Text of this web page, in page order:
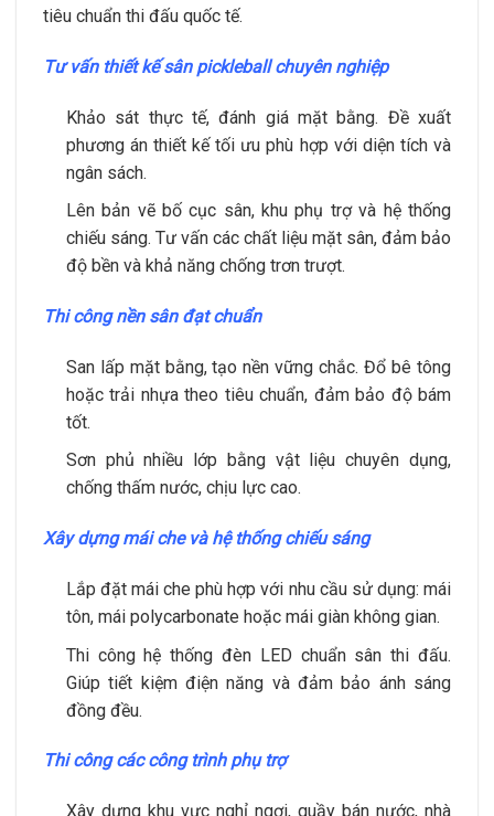
tiêu chuẩn thi đấu quốc tế.
Tư vấn thiết kế sân pickleball chuyên nghiệp
Khảo sát thực tế, đánh giá mặt bằng. Đề xuất
phương án thiết kế tối ưu phù hợp với diện tích và
ngân sách.
Lên bản vẽ bố cục sân, khu phụ trợ và hệ thống
chiếu sáng. Tư vấn các chất liệu mặt sân, đảm bảo
độ bền và khả năng chống trơn trượt.
Thi công nền sân đạt chuẩn
San lấp mặt bằng, tạo nền vững chắc. Đổ bê tông
hoặc trải nhựa theo tiêu chuẩn, đảm bảo độ bám
tốt.
Sơn phủ nhiều lớp bằng vật liệu chuyên dụng,
chống thấm nước, chịu lực cao.
Xây dựng mái che và hệ thống chiếu sáng
Lắp đặt mái che phù hợp với nhu cầu sử dụng: mái
tôn, mái polycarbonate hoặc mái giàn không gian.
Thi công hệ thống đèn LED chuẩn sân thi đấu.
Giúp tiết kiệm điện năng và đảm bảo ánh sáng
đồng đều.
Thi công các công trình phụ trợ
Xây dựng khu vực nghỉ ngơi, quầy bán nước, nhà